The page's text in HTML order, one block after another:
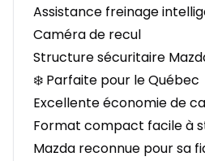
Assistance freinage
Caméra de recul
Structure sécuritaire
❄️ Parfaite pour le Québec
Excellente économie de
Format compact facile à
Mazda reconnue pour sa